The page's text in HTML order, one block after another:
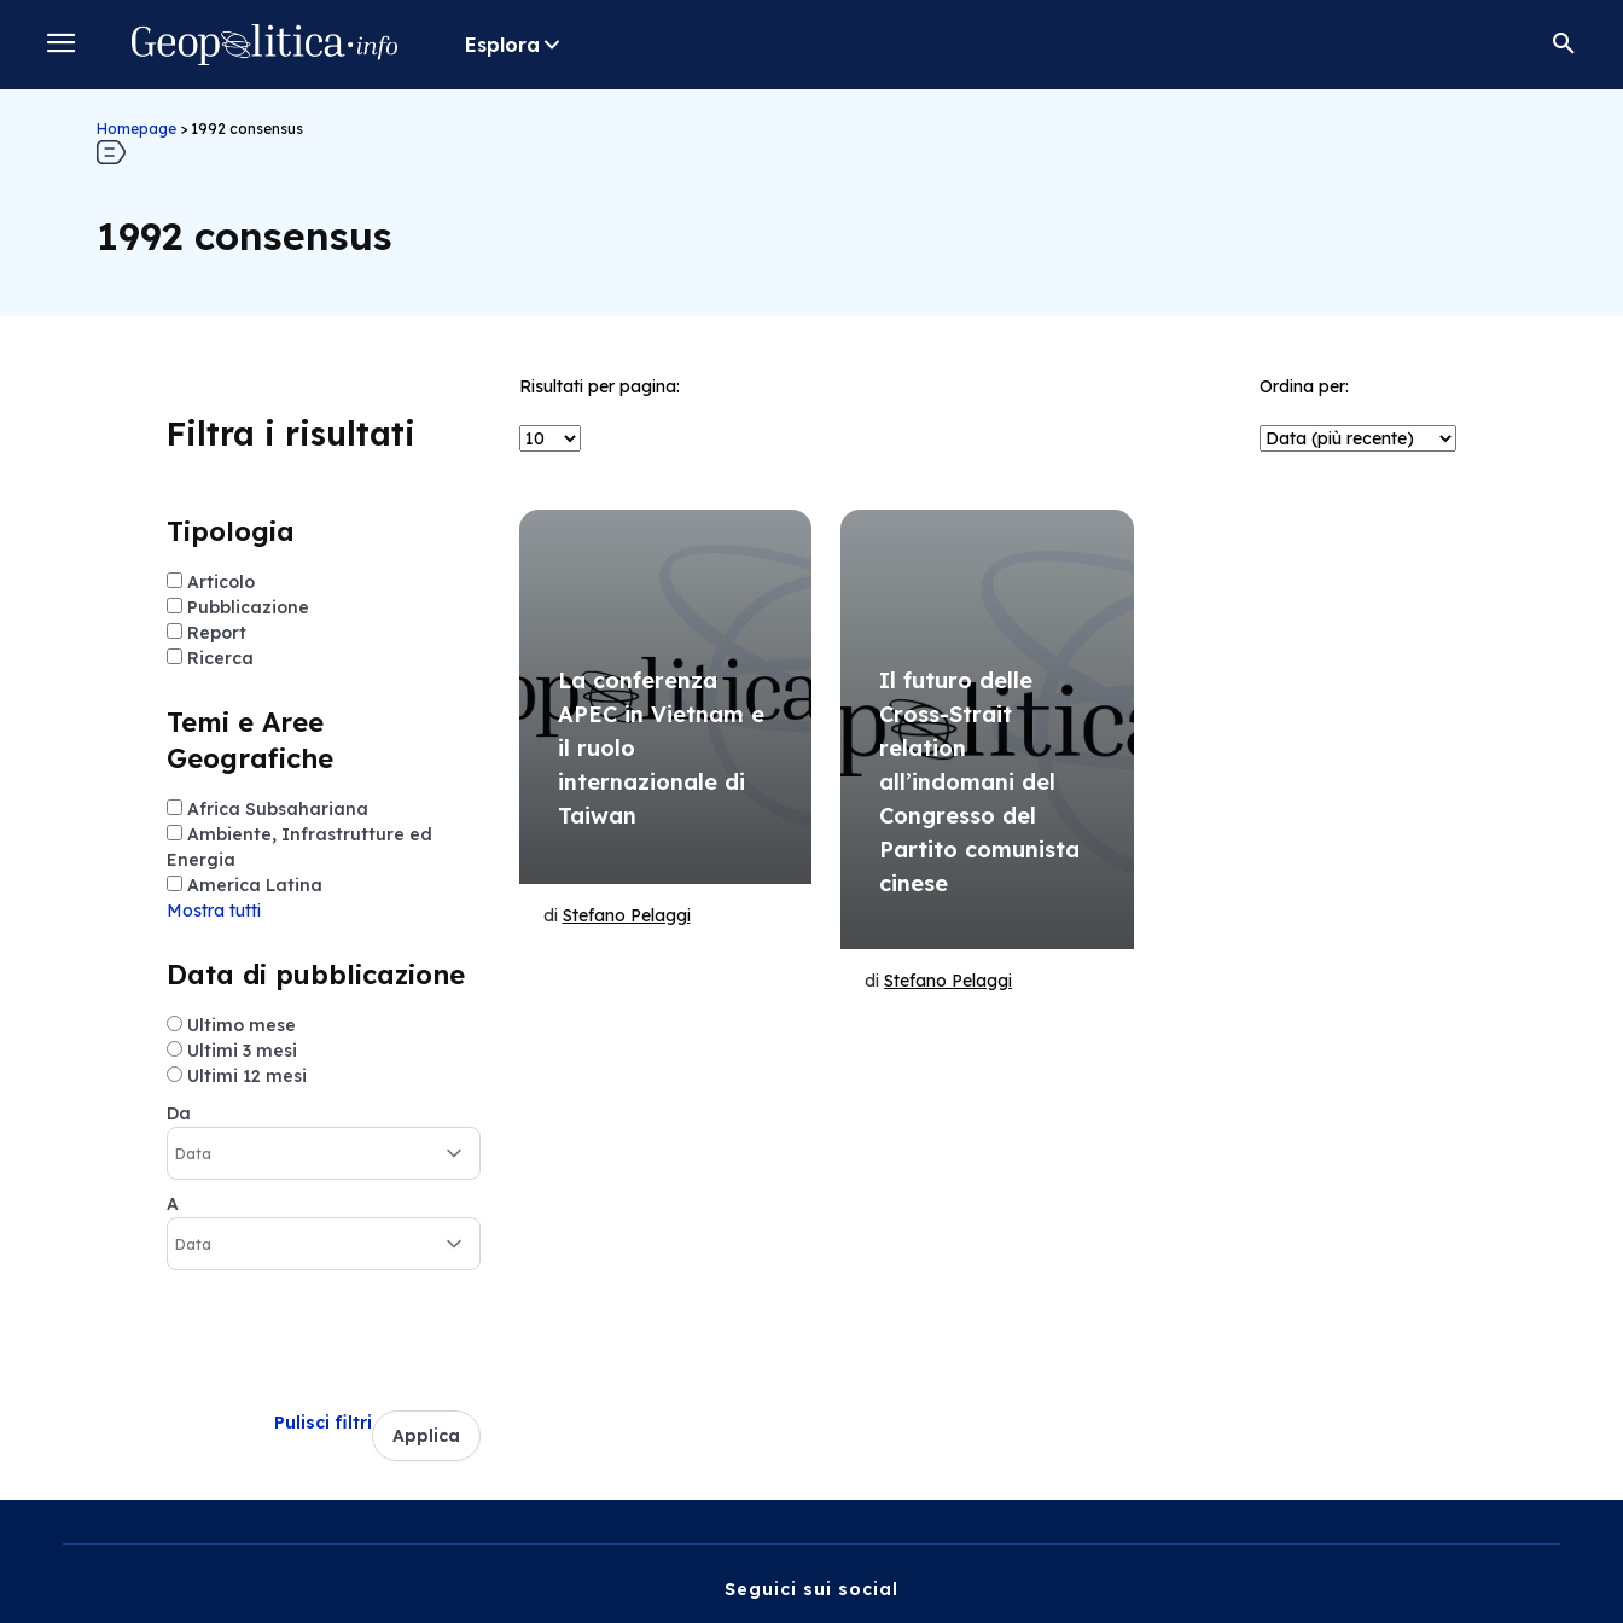
Esplora
Homepage > 1992 consensus
1992 consensus
Filtra i risultati
Tipologia
Articolo
Pubblicazione
Report
Ricerca
Temi e Aree
Geografiche
Africa Subsahariana
Ambiente, Infrastrutture ed
Energia
America Latina
Mostra tutti
Data di pubblicazione
Ultimo mese
Ultimi 3 mesi
Ultimi 12 mesi
Da
A
Pulisci filtri
Applica
Risultati per pagina: Ordina per:
La conferenza
APEC in Vietnam e
il ruolo
internazionale di
Taiwan
di Stefano Pelaggi
Il futuro delle
Cross-Strait
relation
all’indomani del
Congresso del
Partito comunista
cinese
diStefano Pelaggi
Seguici sui social